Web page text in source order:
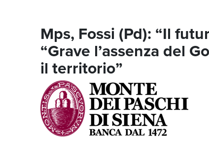
Mps, Fossi (Pd): “Il
“Grave l’assenza del
il territorio”